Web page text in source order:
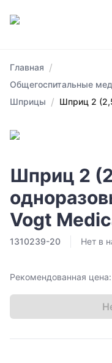
Главная /
Общегоспитальные
Шприцы / Шприц 2
Шприц 2
Vogt
1310239-20 Нет в
Рекомендованная цена: